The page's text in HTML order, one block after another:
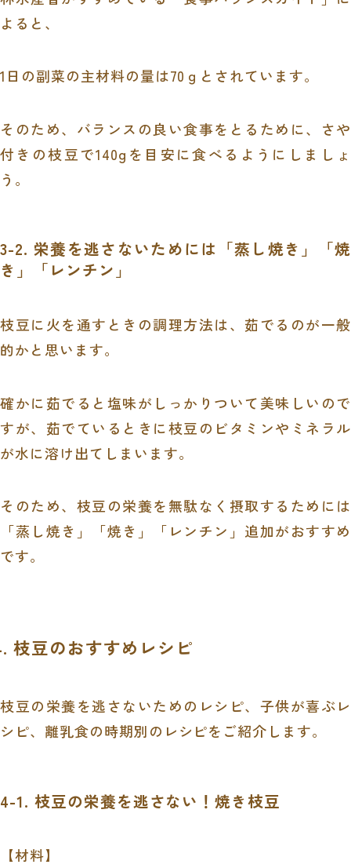
よると、
1日の副菜の主材料の量は70ｇとされています。
そのため、バランスの良い食事をとるために、さや
付きの枝豆で140gを目安に食べるようにしましょ
う。
3-2. 栄養を逃さないためには「蒸し焼き」「焼
き」「レンチン」
枝豆に火を通すときの調理方法は、茹でるのが一般
的かと思います。
確かに茹でると塩味がしっかりついて美味しいので
すが、茹でているときに枝豆のビタミンやミネラル
が水に溶け出てしまいます。
そのため、枝豆の栄養を無駄なく摂取するためには
「蒸し焼き」「焼き」「レンチン」追加がおすすめ
です。
枝豆のおすすめレシピ
枝豆の栄養を逃さないためのレシピ、子供が喜ぶレ
シピ、離乳食の時期別のレシピをご紹介します。
4-1. 枝豆の栄養を逃さない！焼き枝豆
【材料】